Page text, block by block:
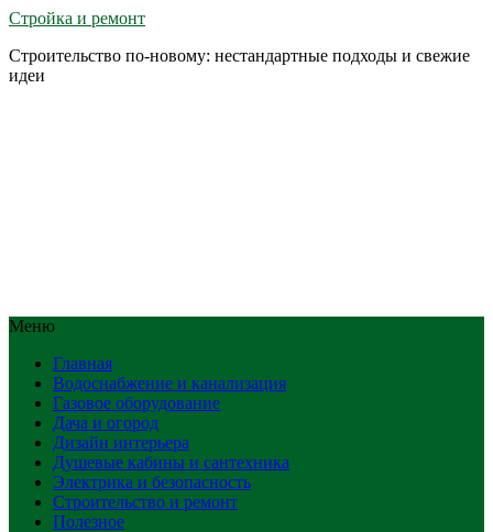
Стройка и ремонт
Строительство по-новому: нестандартные подходы и свежие
идеи
Меню
Главная
Водоснабжение и канализация
Газовое оборудование
Дача и огород
Дизайн интерьера
Душевые кабины и сантехника
Электрика и безопасность
Строительство и ремонт
Полезное